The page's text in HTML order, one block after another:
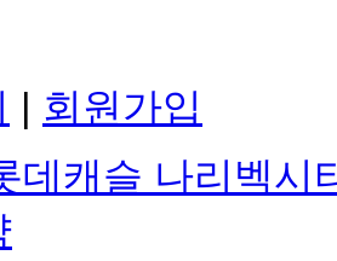
| 회원가입
데캐슬 나리벡시